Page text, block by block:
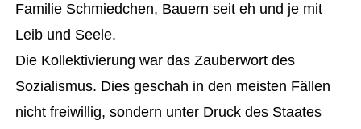
Familie Schmiedchen, Bauern seit eh und je mit
Leib und Seele.
Die Kollektivierung war das Zauberwort des
Sozialismus. Dies geschah in den meisten Fällen
nicht freiwillig, sondern unter Druck des Staates